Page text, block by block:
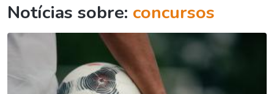
Notícias sobre: concursos